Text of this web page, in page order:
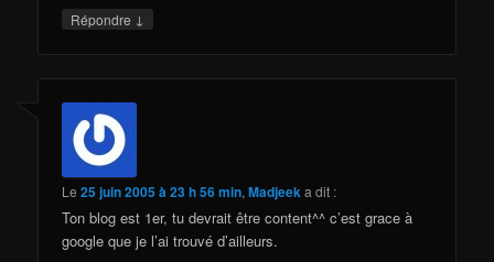
Répondre ↓
Le25 juin 2005 à 23 h 56 min,Madjeeka dit :
Ton blog est 1er, tu devrait être content^^ c’est grace à
google que je l’ai trouvé d’ailleurs.